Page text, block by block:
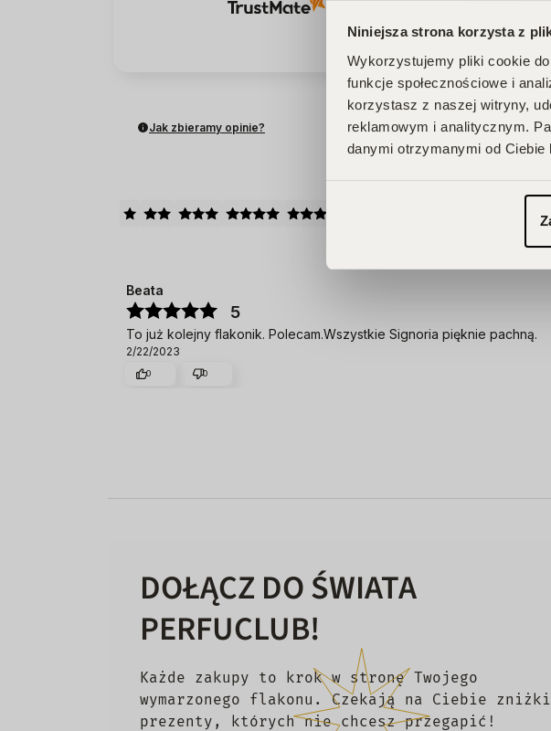
Niniejsza strona korzysta z
Wykorzystujemy pliki cookie
funkcje społecznościowe i
korzystasz z naszej witryny,
reklamowym i analitycznym.
danymi otrzymanymi od
1
Jak zbieramy opinie?
Opinie klientów
Beata
5
To już kolejny flakonik. Polecam.Wszystkie Signoria pięknie pachną.
2/22/2023
0 0
DOŁĄCZ DO ŚWIATA
PERFUCLUB!
Każde zakupy to krok w stronę Twojego
wymarzonego flakonu. Czekają na Ciebie
prezenty, których nie chcesz przegapić!